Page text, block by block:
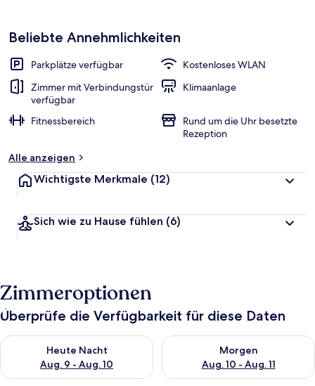
Beliebte Annehmlichkeiten
Parkplätze verfügbar
Kostenloses WLAN
Zimmer mit Verbindungstür
verfügbar
Klimaanlage
Fitnessbereich
Rund um die Uhr besetzte
Rezeption
Alle anzeigen
Wichtigste Merkmale (12)
Sich wie zu Hause fühlen (6)
Zimmeroptionen
Überprüfe die Verfügbarkeit für diese Daten
Heute Nacht
Aug. 9 - Aug. 10
Überprüfe die Verfügbarkeit für heute Nacht, Aug. 9 - Aug.
Morgen
Aug. 10 - Aug. 11
Überprüfe die Verfügbarkeit